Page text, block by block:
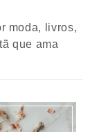
moda, livros,
que ama